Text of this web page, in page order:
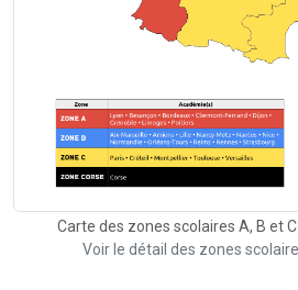
Carte des zones scolaires A, B et
Voir le détail des zones